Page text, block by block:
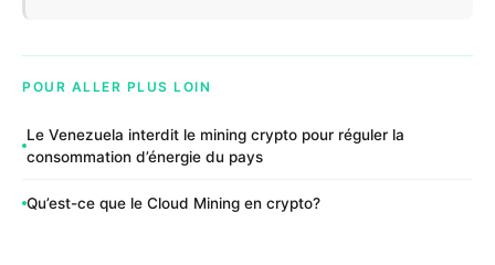
POUR ALLER PLUS LOIN
Le Venezuela interdit le mining crypto pour réguler la
consommation d’énergie du pays
Qu’est-ce que le Cloud Mining en crypto?